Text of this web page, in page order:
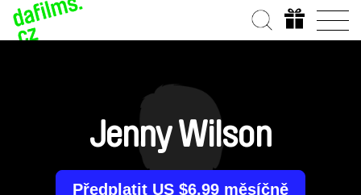
Jenny Wilson
Předplatit US $6.99 měsíčně